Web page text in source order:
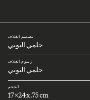
تصميم الغلاف
حلمي التوني
رسوم الغلاف
حلمي التوني
الحجم
17x24x.75 cm